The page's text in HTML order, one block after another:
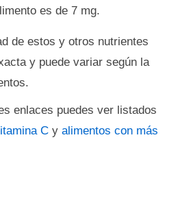
es de 7 mg.
de estos y otros nutrientes
y puede variar según la
enlaces puedes ver listados
C y alimentos con más